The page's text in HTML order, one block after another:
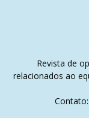
Revista de
relacionados ao
Contato: